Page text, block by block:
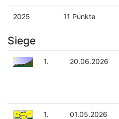
2025 11 Punkte
Siege
1. 20.06.2026
1. 01.05.2026